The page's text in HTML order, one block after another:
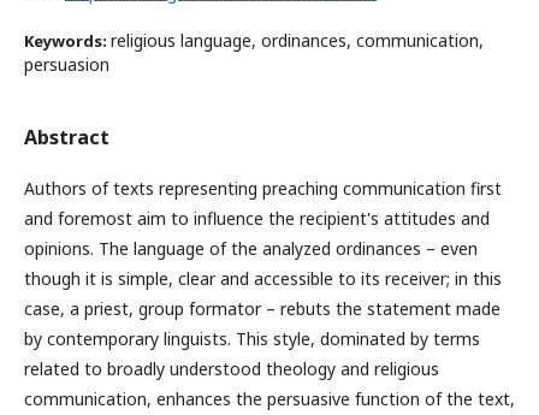
Keywords: religious language, ordinances, communication,
persuasion
Abstract
Authors of texts representing preaching communication first
and foremost aim to influence the recipient's attitudes and
opinions. The language of the analyzed ordinances – even
though it is simple, clear and accessible to its receiver; in this
case, a priest, group formator – rebuts the statement made
by contemporary linguists. This style, dominated by terms
related to broadly understood theology and religious
communication, enhances the persuasive function of the text,